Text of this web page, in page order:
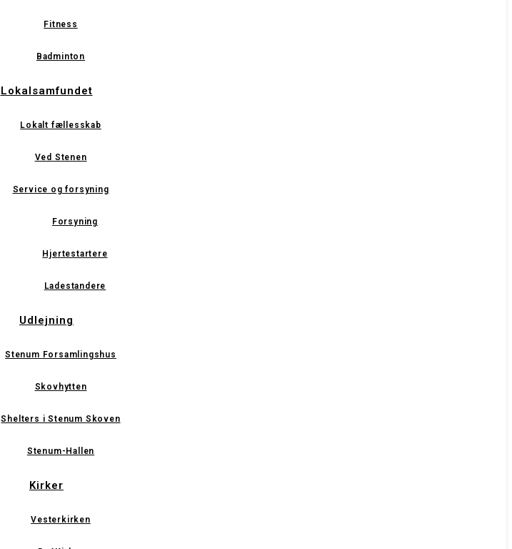
Fitness
Badminton
Lokalsamfundet
Lokalt fællesskab
Ved Stenen
Service og forsyning
Forsyning
Hjertestartere
Ladestandere
Udlejning
Stenum Forsamlingshus
Skovhytten
Shelters i Stenum Skoven
Stenum-Hallen
Kirker
Vesterkirken